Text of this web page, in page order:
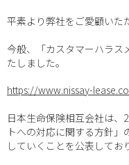
平素より弊社をご愛顧いた
今般、「カスタマーハラス
たしました。
https://www.nissay-
日本生命保険相互会社は、
トへの対応に関する方針
していくことを公表してお